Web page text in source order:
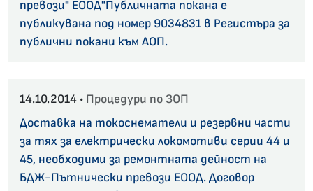
превози" ЕООД"Публичната покана е
публикувана под номер 9034831 в Регистъра за
публични покани към АОП.
14.10.2014 • Процедури по ЗОП
Доставка на токоснематели и резервни части
за тях за електрически локомотиви серии 44 и
45, необходими за ремонтната дейност на
БДЖ-Пътнически превози ЕООД. Договор